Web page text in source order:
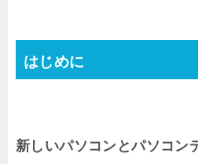
はじめに
新しいパソコンとパソコン